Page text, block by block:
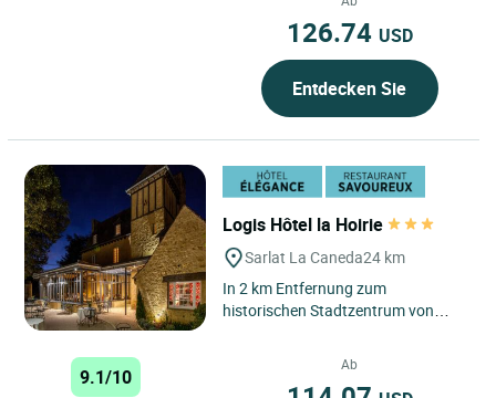
126.74 USD
Entdecken Sie
Logis Hôtel la Hoirie
Sarlat La Caneda24 km
In 2 km Entfernung zum
historischen Stadtzentrum von
ein ehemaliger Jagdpavillon...
9.1/10
Ab